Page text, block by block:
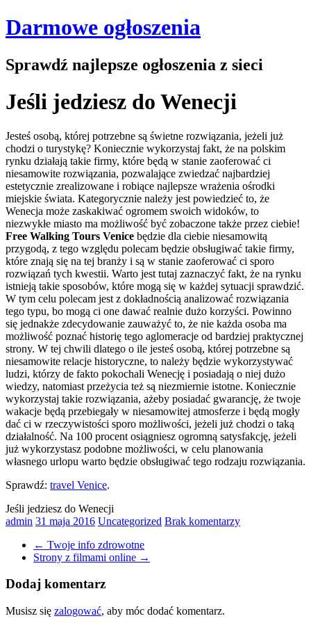
Darmowe ogłoszenia
Sprawdź najlepsze ogłoszenia z sieci
Jeśli jedziesz do Wenecji
Jesteś osobą, której potrzebne są świetne rozwiązania, jeżeli już
chodzi o turystykę? Koniecznie wykorzystaj fakt, że na polskim
rynku działają takie firmy, które będą w stanie zaoferować ci
niesamowite rozwiązania, pozwalające zwiedzać najbardziej
estetycznie zrealizowane i robiące najlepsze wrażenia ośrodki
miejskie świata. Kategorycznie należy jest powiedzieć to, że
Wenecja może zaskakiwać ogromem swoich widoków, to
niezwykłe miasto ma możliwość być zobaczone także przez ciebie!
Free Walking Tours Venice będzie dla ciebie niesamowitą
przygodą, z tego względu polecam będzie obsługiwać takie firmy,
które znają się na tej branży i są w stanie zaoferować ci sporo
rozwiązań tych kwestii. Warto jest tutaj zaznaczyć fakt, że na rynku
istnieją takie sposobów, które mogą się w każdej sytuacji sprawdzić.
W tym celu polecam jest z dokładnością analizować rozwiązania
tego typu, bo mogą ci one dawać realnie dużo korzyści. Powinno
się jednakże zdecydowanie zauważyć to, że nie każda osoba ma
możliwość poznać historię tego aglomeracje od bardziej praktycznej
strony. W tej chwili dlatego o ile jesteś osobą, której potrzebne są
niesamowite relacje historyczne, to należy będzie wykorzystywać
ludzi, którzy de fakto pokochali Wenecję i posiadają o niej dużo
wiedzy, natomiast przeżycia też są niezmiernie istotne. Koniecznie
wykorzystaj takie rozwiązania, ażeby posiadać gwarancję, że twoje
wakacje będą przebiegały w niesamowitej atmosferze i będą mogły
dać ci w rzeczywistości sporo możliwości, jeżeli już chodzi o taką
działalność. Na 100 procent osiągniesz ogromną satysfakcję, jeżeli
już wykorzystasz podobne możliwości, w celu planowania
własnego urlopu warto będzie obsługiwać tego rodzaju rozwiązania.
Sprawdź: travel Venice.
Jeśli jedziesz do Wenecji
admin 31 maja 2016 Uncategorized Brak komentarzy
← Twoje info zdrowotne
Strony z filmami online →
Dodaj komentarz
Musisz się zalogować, aby móc dodać komentarz.